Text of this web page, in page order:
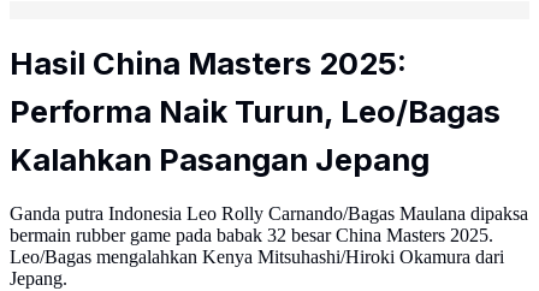
Hasil China Masters 2025:
Performa Naik Turun, Leo/Bagas
Kalahkan Pasangan Jepang
Ganda putra Indonesia Leo Rolly Carnando/Bagas Maulana dipaksa
bermain rubber game pada babak 32 besar China Masters 2025.
Leo/Bagas mengalahkan Kenya Mitsuhashi/Hiroki Okamura dari
Jepang.